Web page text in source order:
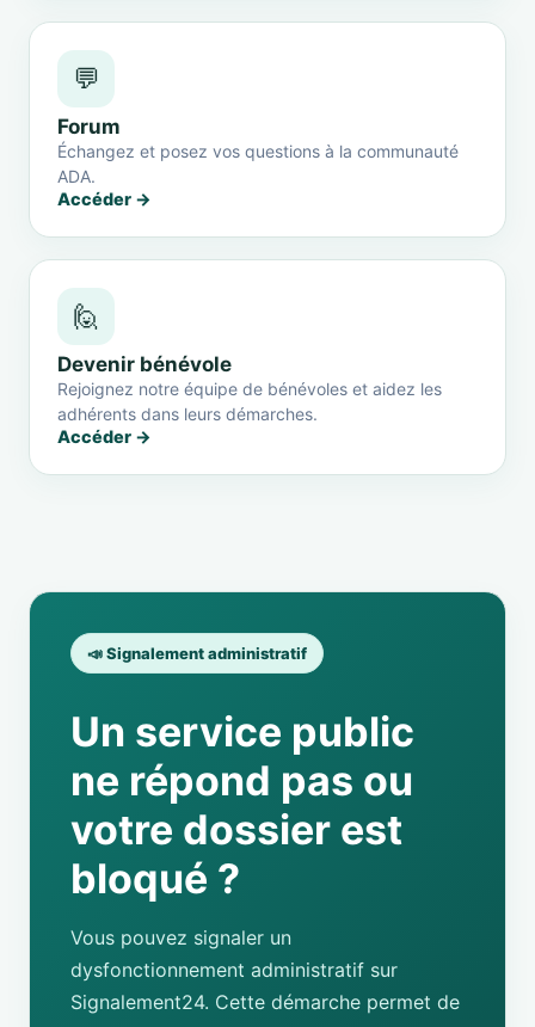
💬
Forum
Échangez et posez vos questions à la communauté
ADA.
Accéder →
🙋
Devenir bénévole
Rejoignez notre équipe de bénévoles et aidez les
adhérents dans leurs démarches.
Accéder →
📣 Signalement administratif
Un service public
ne répond pas ou
votre dossier est
bloqué ?
Vous pouvez signaler un
dysfonctionnement administratif sur
Signalement24. Cette démarche permet de